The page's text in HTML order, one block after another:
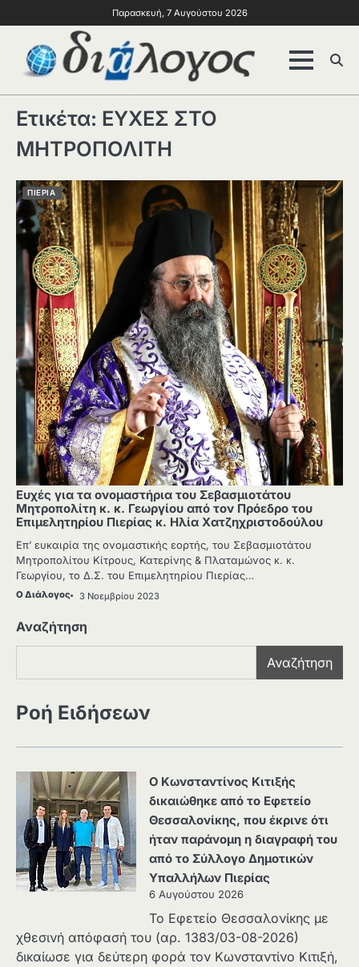
Παρασκευή, 7 Αυγούστου 2026
Ετικέτα: ΕΥΧΕΣ ΣΤΟ
ΜΗΤΡΟΠΟΛΙΤΗ
ΠΙΕΡΙΑ
Ευχές για τα ονομαστήρια του Σεβασμιοτάτου
Μητροπολίτη κ. κ. Γεωργίου από τον Πρόεδρο του
Επιμελητηρίου Πιερίας κ. Ηλία Χατζηχριστοδούλου
Επ’ ευκαιρία της ονομαστικής εορτής, του Σεβασμιοτάτου
Μητροπολίτου Κίτρους, Κατερίνης & Πλαταμώνος κ. κ.
Γεωργίου, το Δ.Σ. του Επιμελητηρίου Πιερίας…
Ο Διάλογος 3 Νοεμβρίου 2023
Αναζήτηση
Αναζήτηση
Ροή Ειδήσεων
Ο Κωνσταντίνος Κιτιξής
δικαιώθηκε από το Εφετείο
Θεσσαλονίκης, που έκρινε ότι
ήταν παράνομη η διαγραφή του
από το Σύλλογο Δημοτικών
Υπαλλήλων Πιερίας
6 Αυγούστου 2026
Το Εφετείο Θεσσαλονίκης με
χθεσινή απόφασή του (αρ. 1383/03-08-2026)
δικαίωσε για δεύτερη φορά τον Κωνσταντίνο Κιτιξή,